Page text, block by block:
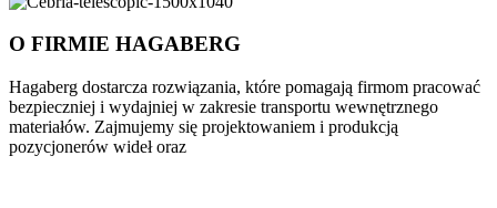
O FIRMIE HAGABERG
Hagaberg dostarcza rozwiązania, które pomagają firmom pracować
bezpieczniej i wydajniej w zakresie transportu wewnętrznego
materiałów. Zajmujemy się projektowaniem i produkcją
pozycjonerów wideł oraz